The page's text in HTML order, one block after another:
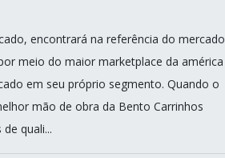
encontrará na referência do mercado
meio do maior marketplace da américa
em seu próprio segmento. Quando o
mão de obra da Bento Carrinhos
quali...